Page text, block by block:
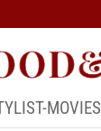
MOVIES